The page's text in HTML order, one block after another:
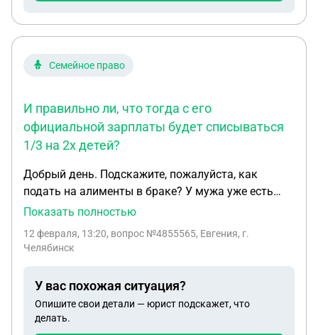
Семейное право
И правильно ли, что тогда с его
официальной зарплаты будет списываться
1/3 на 2х детей?
Добрый день. Подскажите, пожалуйста, как
подать на алименты в браке? У мужа уже есть
ребёнок от первого брака и он выплачивает
есть общий ребёнок. Как правильно подать
ребёнок маленький, (я нахожусь в декретном
отпуске.)? И правильно ли, что тогда с его
официальной зарплаты будет списываться 1/3 на
Показать полностью
12 февраля, 13:20, вопрос №4855565, Евгения, г.
Челябинск
У вас похожая ситуация?
Опишите свои детали — юрист подскажет, что
делать.